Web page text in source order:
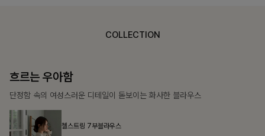
COLLECTION
가벼운 계절감
탄탄한 소재와 깔끔한 핏, 매일 손이 가는 데일리 티셔츠
몽즐라운드 베이직티셔츠